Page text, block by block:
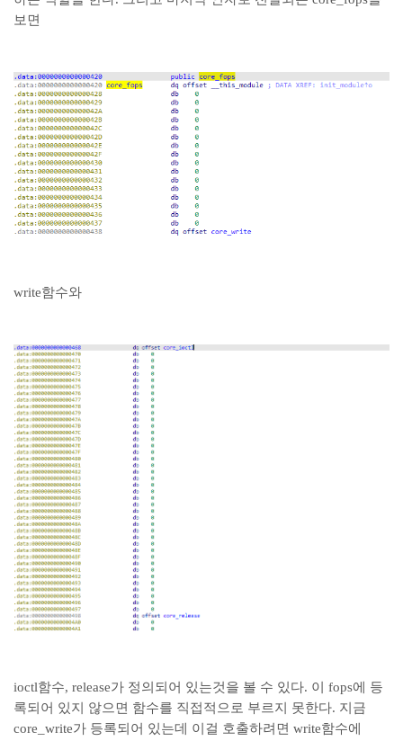
보면
write함수와
ioctl함수, release가 정의되어 있는것을 볼 수 있다. 이 fops에 등
록되어 있지 않으면 함수를 직접적으로 부르지 못한다. 지금
core_write가 등록되어 있는데 이걸 호출하려면 write함수에